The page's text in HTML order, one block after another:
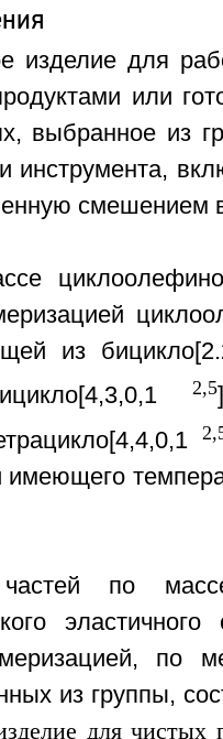
изделие для
или
выбранное из
инструмента,
смешением
из
2,5
имеющего
по
по
из группы,